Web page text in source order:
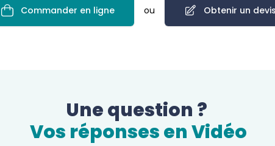
Commander en ligne ou Obtenir un
Une question ?
Vos réponses en Vidéo